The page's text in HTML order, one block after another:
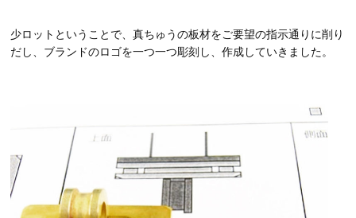
少ロットということで、真ちゅうの板材をご要望の指示通りに削り
だし、ブランドのロゴを一つ一つ彫刻し、作成していきました。